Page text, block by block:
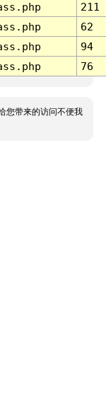
211
62
94
76
您带来的访问不便我